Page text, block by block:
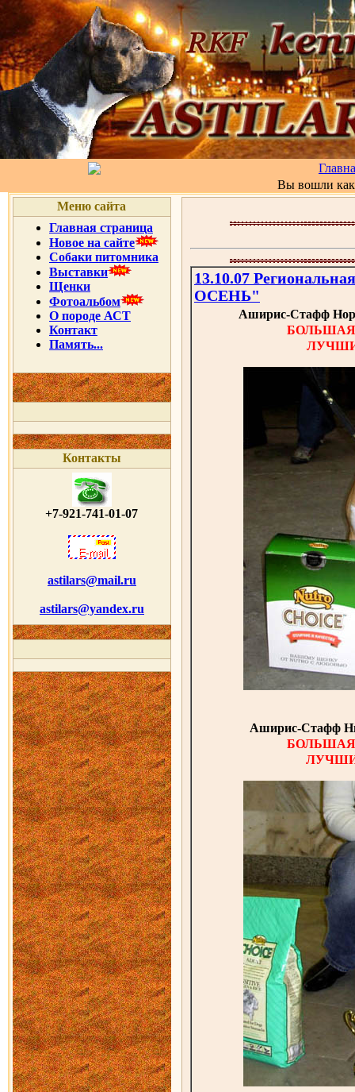
Вы вошли
Меню сайта
Главная страница
Новое на сайте
Собаки питомника
Выставки
Щенки
Фотоальбом
О породе АСТ
Контакт
Память...
Контакты
+7-921-741-01-07
astilars@mail.ru
astilars@yandex.ru
13.10.07
ОСЕНЬ"
Аширис-Стафф
БОЛЬШАЯ
Аширис-Стафф
БОЛЬШАЯ